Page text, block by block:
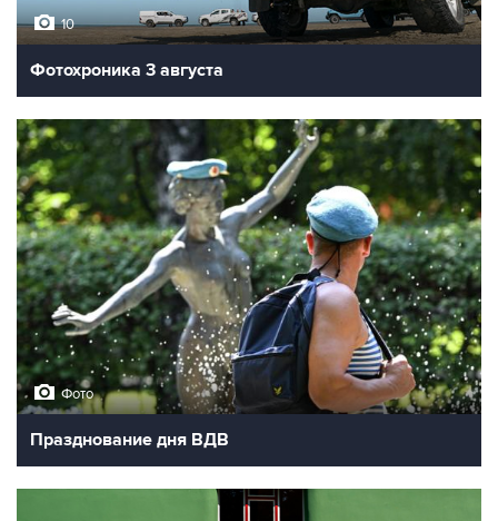
10
Фотохроника 3 августа
Фото
Празднование дня ВДВ